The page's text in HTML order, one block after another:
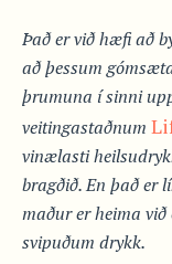
Það er við hæfi að
að þessum
þrumuna í sinni
veitingastaðnum
vinælasti
bragðið. En það er
maður er heima
svipuðum drykk.